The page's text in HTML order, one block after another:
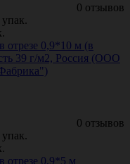
0 отзывов
отрезе 0,9*10 м (в
39 г/м2, Россия (ООО
0 отзывов
отрезе 0,9*5 м